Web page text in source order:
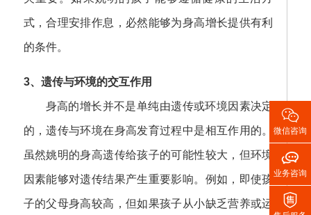
式，合理安排作息，必然能够为身高增长提供有利
的条件。
3、遗传与环境的交互作用
身高的增长并不是单纯由遗传或环境因素决定
的，遗传与环境在身高发育过程中是相互作用的。
虽然姚明的身高遗传给孩子的可能性较大，但环境
因素能够对遗传结果产生重要影响。例如，即使孩
子的父母身高较高，但如果孩子从小缺乏营养或运

微信咨询

业务咨询
